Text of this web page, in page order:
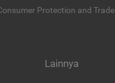
Protection and Trade
Lainnya